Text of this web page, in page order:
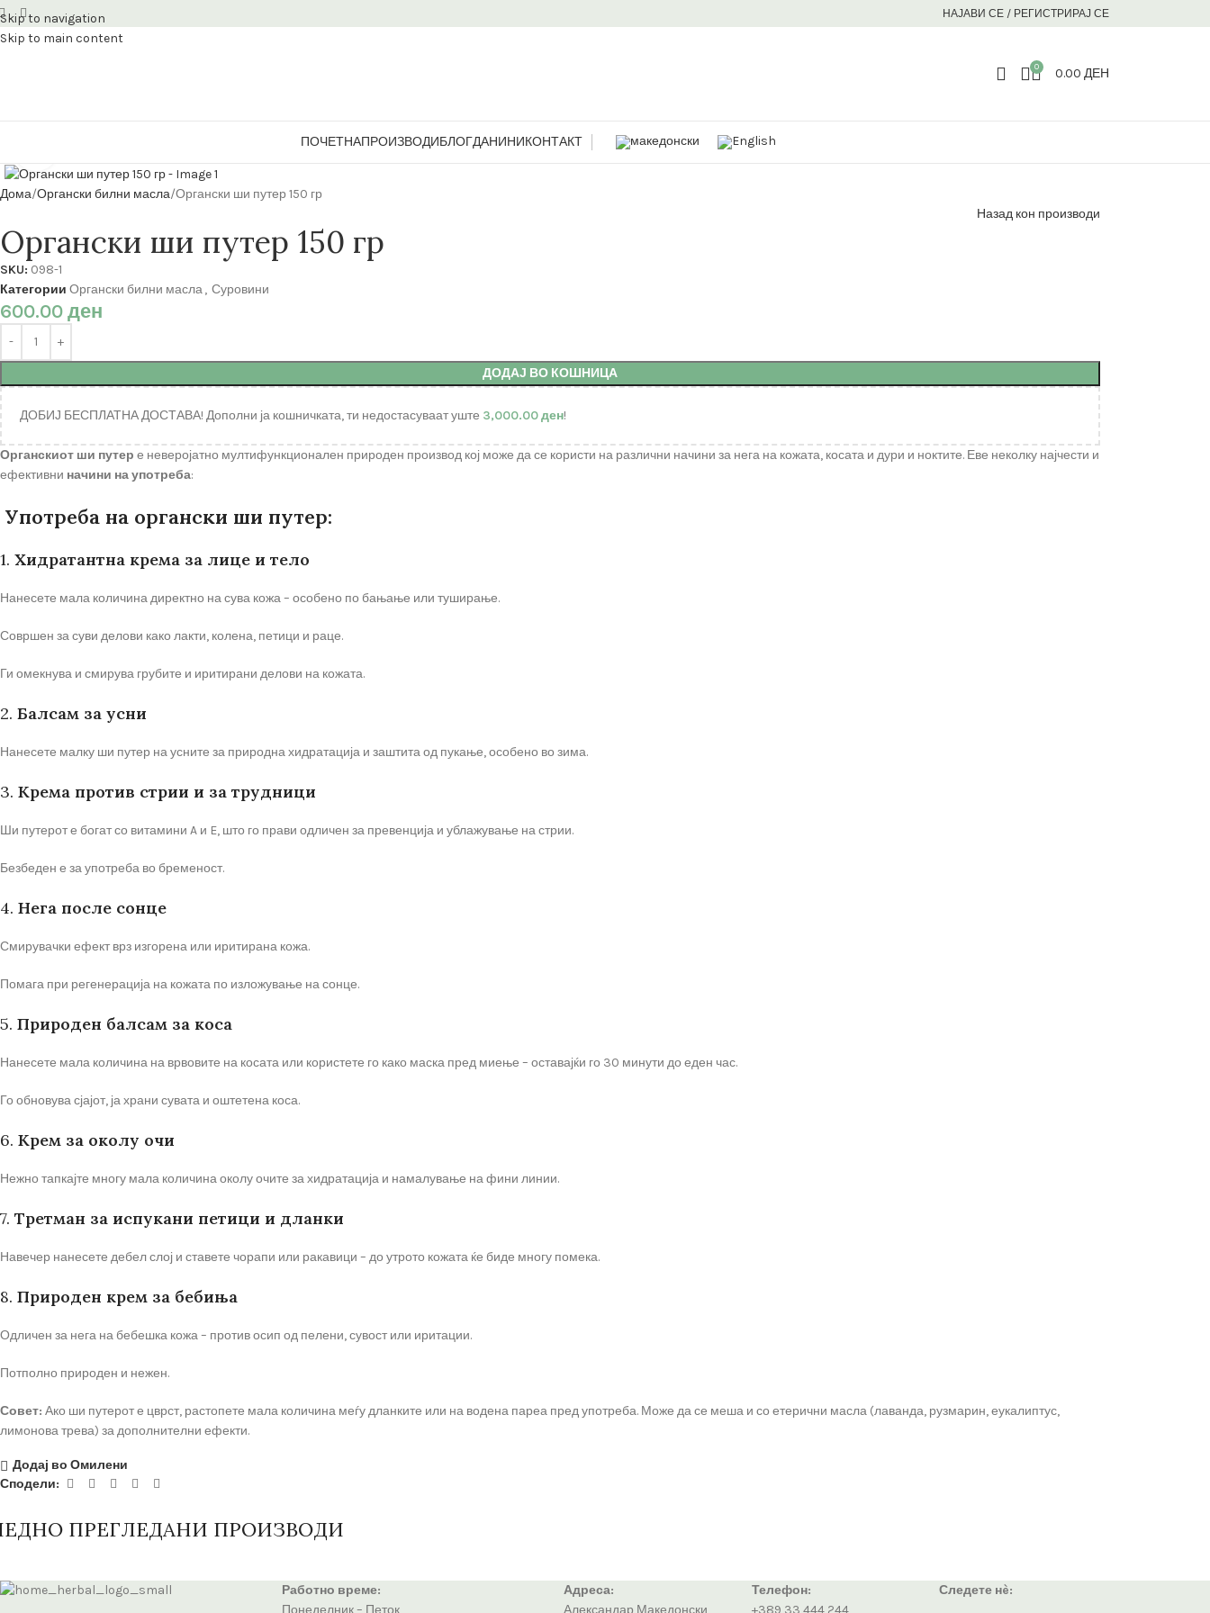
Skip to navigation
Skip to main content
НАЈАВИ СЕ / РЕГИСТРИРАЈ СЕ
0 0.00 ДЕН
ПОЧЕТНАПРОИЗВОДИБЛОГДАНИНИКОНТАКТ
Дома Органски билни масла Органски ши путер 150 гр
Назад кон производи
Органски ши путер 150 гр
SKU: 098-1
Категории Органски билни масла, Суровини
600.00 ден
ДОДАЈ ВО КОШНИЦА
ДОБИЈ БЕСПЛАТНА ДОСТАВА! Дополни ја кошничката, ти недостасуваат уште 3,000.00ден!
Органскиот ши путер е неверојатно мултифункционален природен производ кој може да се користи на различни начини за нега на кожата, косата и дури и ноктите. Еве неколку најчести и
ефективни начини на употреба:
Употреба на органски ши путер:
1. Хидратантна крема за лице и тело
Нанесете мала количина директно на сува кожа – особено по бањање или туширање.
Совршен за суви делови како лакти, колена, петици и раце.
Ги омекнува и смирува грубите и иритирани делови на кожата.
2. Балсам за усни
Нанесете малку ши путер на усните за природна хидратација и заштита од пукање, особено во зима.
3. Крема против стрии и за трудници
Ши путерот е богат со витамини A и E, што го прави одличен за превенција и ублажување на стрии.
Безбеден е за употреба во бременост.
4. Нега после сонце
Смирувачки ефект врз изгорена или иритирана кожа.
Помага при регенерација на кожата по изложување на сонце.
5. Природен балсам за коса
Нанесете мала количина на врвовите на косата или користете го како маска пред миење – оставајќи го 30 минути до еден час.
Го обновува сјајот, ја храни сувата и оштетена коса.
6. Крем за околу очи
Нежно тапкајте многу мала количина околу очите за хидратација и намалување на фини линии.
7. Третман за испукани петици и дланки
Навечер нанесете дебел слој и ставете чорапи или ракавици – до утрото кожата ќе биде многу помека.
8. Природен крем за бебиња
Одличен за нега на бебешка кожа – против осип од пелени, сувост или иритации.
Потполно природен и нежен.
Совет: Ако ши путерот е цврст, растопете мала количина меѓу дланките или на водена пареа пред употреба. Може да се меша и со етерични масла (лаванда, рузмарин, еукалиптус,
лимонова трева) за дополнителни ефекти.
Додај во Омилени
Сподели:
ПРЕГЛЕДАНИ ПРОИЗВОДИ
Работно време:
Понеделник – Петок
Адреса:
Александар Македонски
Телефон:
+389 33 444 244
Следете нè: